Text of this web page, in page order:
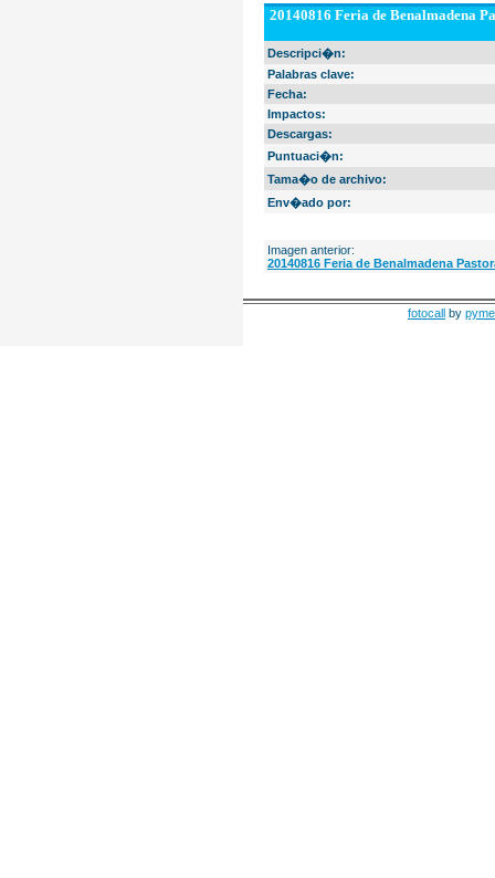
20140816 Feria de Benalmadena
Descripci�n:
Palabras clave:
Fecha:
Impactos:
Descargas:
Puntuaci�n:
Tama�o de archivo:
Env�ado por:
Imagen anterior:
20140816 Feria de Benalmadena
fotocall by